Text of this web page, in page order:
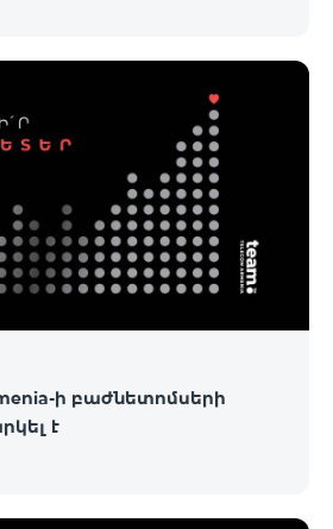
«Տեսալսողական մեդիայի
ի բաժնետոմսերի
է